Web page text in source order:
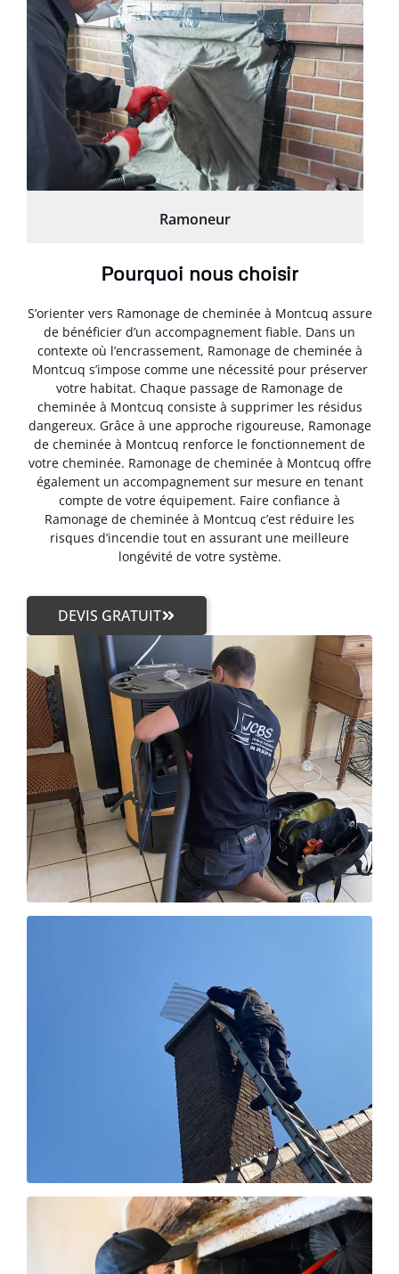
Ramoneur
Pourquoi nous choisir
S’orienter vers Ramonage de cheminée à Montcuq assure
de bénéficier d’un accompagnement fiable. Dans un
contexte où l’encrassement, Ramonage de cheminée à
Montcuq s’impose comme une nécessité pour préserver
votre habitat. Chaque passage de Ramonage de
cheminée à Montcuq consiste à supprimer les résidus
dangereux. Grâce à une approche rigoureuse, Ramonage
de cheminée à Montcuq renforce le fonctionnement de
votre cheminée. Ramonage de cheminée à Montcuq offre
également un accompagnement sur mesure en tenant
compte de votre équipement. Faire confiance à
Ramonage de cheminée à Montcuq c’est réduire les
risques d’incendie tout en assurant une meilleure
longévité de votre système.
DEVIS GRATUIT